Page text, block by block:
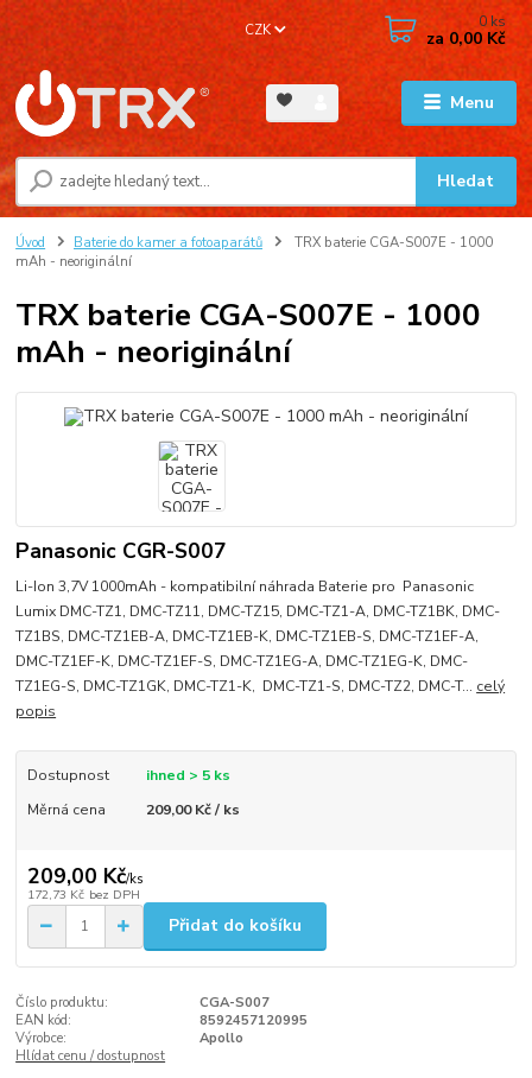
Menu
CZK
Hledat
0ks
za 0,00 Kč
Úvod Baterie do kamer a fotoaparátů
TRX baterie CGA-S007E - 1000
mAh - neoriginální
TRX baterie CGA-S007E - 1000
mAh - neoriginální
Panasonic CGR-S007
Li-Ion 3,7V 1000mAh - kompatibilní náhrada Baterie pro Panasonic
Lumix DMC-TZ1, DMC-TZ11, DMC-TZ15, DMC-TZ1-A, DMC-TZ1BK, DMC-
TZ1BS, DMC-TZ1EB-A, DMC-TZ1EB-K, DMC-TZ1EB-S, DMC-TZ1EF-A,
DMC-TZ1EF-K, DMC-TZ1EF-S, DMC-TZ1EG-A, DMC-TZ1EG-K, DMC-
TZ1EG-S, DMC-TZ1GK, DMC-TZ1-K, DMC-TZ1-S, DMC-TZ2, DMC-T... celý
popis
Dostupnost
ihned > 5 ks
Měrná cena
209,00 Kč / ks
209,00 Kč/ks
172,73 Kč bez DPH
Přidat do košíku
Číslo produktu:
CGA-S007
EAN kód:
8592457120995
Výrobce:
Apollo
Hlídat cenu / dostupnost